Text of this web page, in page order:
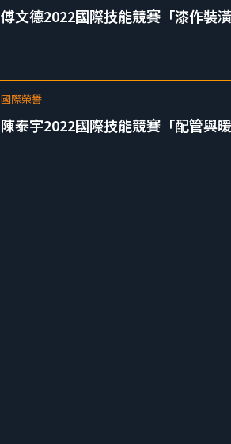
傅文德2022國際技能競賽「漆作裝
國際榮譽
陳泰宇2022國際技能競賽「配管與